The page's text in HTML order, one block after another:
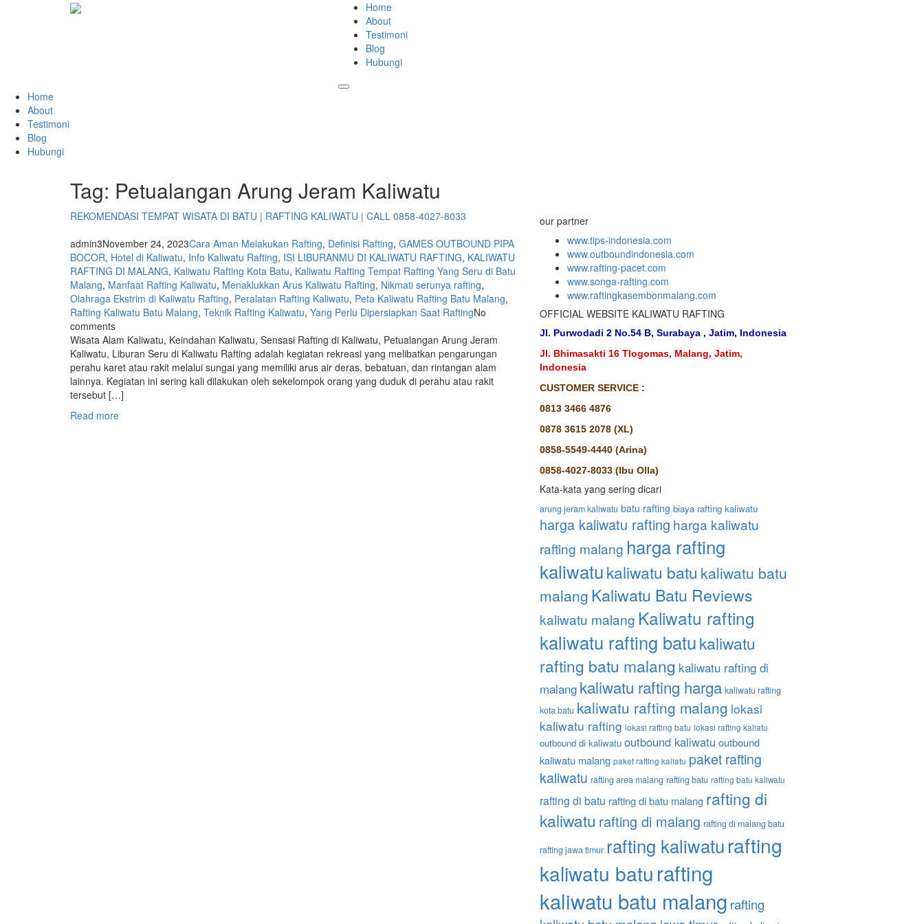
Home
About
Testimoni
Blog
Hubungi
Home
About
Testimoni
Blog
Hubungi
Tag: Petualangan Arung Jeram Kaliwatu
REKOMENDASI TEMPAT WISATA DI BATU | RAFTING KALIWATU | CALL 0858-4027-8033
admin3November 24, 2023Cara Aman Melakukan Rafting, Definisi Rafting, GAMES OUTBOUND PIPA
BOCOR, Hotel di Kaliwatu, Info Kaliwatu Rafting, ISI LIBURANMU DI KALIWATU RAFTING, KALIWATU
RAFTING DI MALANG, Kaliwatu Rafting Kota Batu, Kaliwatu Rafting Tempat Rafting Yang Seru di Batu
Malang, Manfaat Rafting Kaliwatu, Menaklukkan Arus Kaliwatu Rafting, Nikmati serunya rafting,
Olahraga Ekstrim di Kaliwatu Rafting, Peralatan Rafting Kaliwatu, Peta Kaliwatu Rafting Batu Malang,
Rafting Kaliwatu Batu Malang, Teknik Rafting Kaliwatu, Yang Perlu Dipersiapkan Saat RaftingNo
comments
Wisata Alam Kaliwatu, Keindahan Kaliwatu, Sensasi Rafting di Kaliwatu, Petualangan Arung Jeram
Kaliwatu, Liburan Seru di Kaliwatu Rafting adalah kegiatan rekreasi yang melibatkan pengarungan
perahu karet atau rakit melalui sungai yang memiliki arus air deras, bebatuan, dan rintangan alam
lainnya. Kegiatan ini sering kali dilakukan oleh sekelompok orang yang duduk di perahu atau rakit
tersebut […]
Read more
our partner
www.tips-indonesia.com
www.outboundindonesia.com
www.rafting-pacet.com
www.songa-rafting.com
www.raftingkasembonmalang.com
OFFICIAL WEBSITE KALIWATU RAFTING
Jl. Purwodadi 2 No.54 B, Surabaya , Jatim, Indonesia
Jl. Bhimasakti 16 Tlogomas, Malang, Jatim,
Indonesia
CUSTOMER SERVICE :
0813 3466 4876
0878 3615 2078 (XL)
0858-5549-4440 (Arina)
0858-4027-8033 (Ibu Olla)
Kata-kata yang sering dicari
arung jeram kaliwatu batu rafting biaya rafting kaliwatu
harga kaliwatu rafting harga kaliwatu
rafting malang harga rafting
kaliwatukaliwatu batu kaliwatu batu
malang Kaliwatu Batu Reviews
kaliwatu malang Kaliwatu rafting
kaliwatu rafting batukaliwatu
rafting batu malang kaliwatu rafting di
malang kaliwatu rafting harga kaliwatu rafting
kota batu kaliwatu rafting malang lokasi
kaliwatu rafting lokasi rafting batu lokasi rafting kaliatu
outbound di kaliwatu outbound kaliwatu outbound
kaliwatu malang paket rafting kaliatu paket rafting
kaliwatu rafting area malang rafting batu rafting batu kaliwatu
rafting di batu rafting di batu malang rafting di
kaliwatu rafting di malang rafting di malang batu
rafting jawa timur rafting kaliwaturafting
kaliwatu batu rafting
kaliwatu batu malang rafting